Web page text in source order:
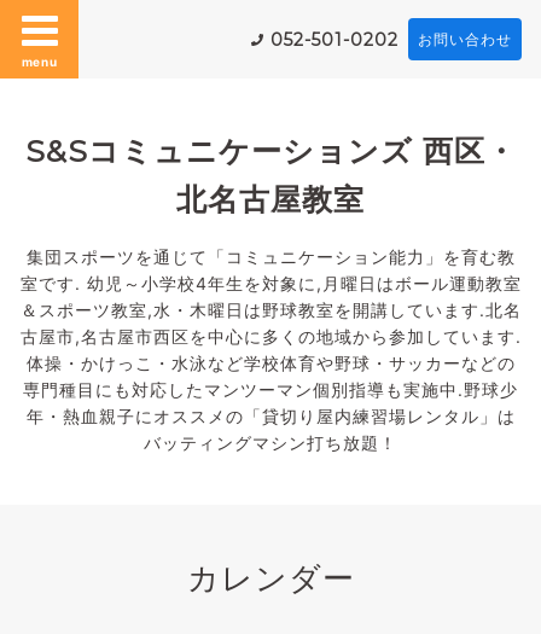
menu
052-501-0202 お問い合わせ
S&Sコミュニケーションズ 西区・
北名古屋教室
集団スポーツを通じて「コミュニケーション能力」を育む教
室です. 幼児～小学校4年生を対象に,月曜日はボール運動教室
＆スポーツ教室,水・木曜日は野球教室を開講しています.北名
古屋市,名古屋市西区を中心に多くの地域から参加しています.
体操・かけっこ・水泳など学校体育や野球・サッカーなどの
専門種目にも対応したマンツーマン個別指導も実施中.野球少
年・熱血親子にオススメの「貸切り屋内練習場レンタル」は
バッティングマシン打ち放題！
カレンダー